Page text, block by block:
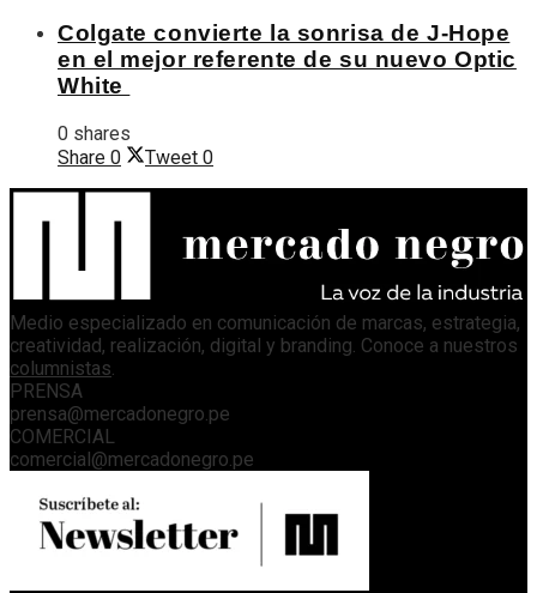
Colgate convierte la sonrisa de J-Hope
en el mejor referente de su nuevo Optic
White
0 shares
Share 0 Tweet 0
Medio especializado en comunicación de marcas, estrategia,
creatividad, realización, digital y branding. Conoce a nuestros
columnistas.
PRENSA
prensa@mercadonegro.pe
COMERCIAL
comercial@mercadonegro.pe